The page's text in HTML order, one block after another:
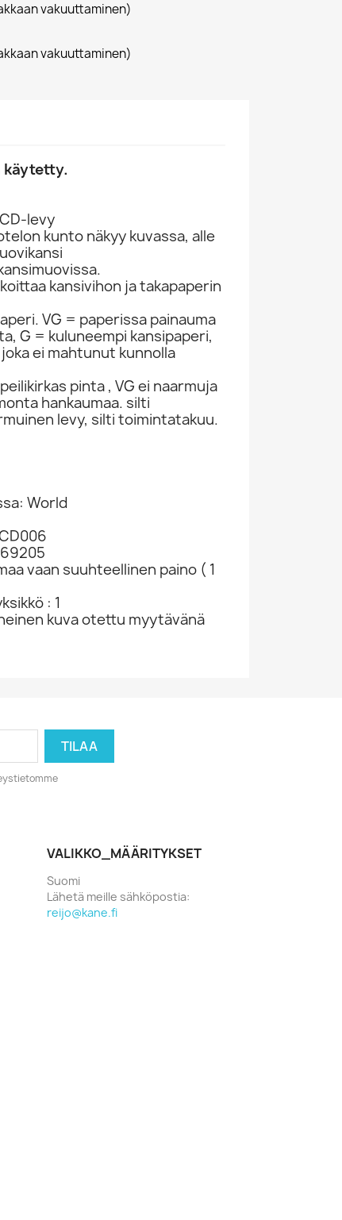
vakuuttaminen)
vakuuttaminen)
käytetty.
levy
kunto näkyy kuvassa, alle
kansivihon ja takapaperin
VG = paperissa painauma
G = kuluneempi kansipaperi,
ei mahtunut kunnolla
pinta , VG ei naarmuja
hankaumaa. silti
levy, silti toimintatakuu.
World
vaan suuhteellinen paino ( 1
: 1
kuva otettu myytävänä
VALIKKO_MÄÄRITYKSET
Suomi
Lähetä meille sähköpostia:
reijo@kane.fi